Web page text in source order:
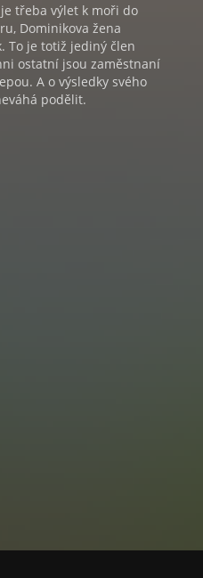
třeba výlet k moři do
Dominikova žena
To je totiž jediný člen
ostatní jsou zaměstnaní
A o výsledky svého
podělit.